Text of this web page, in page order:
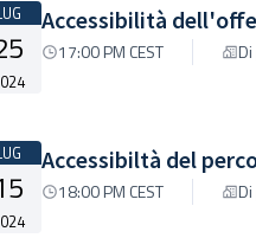
Accessibilità
17:00 PM CEST
Accessibiltà del
18:00 PM CEST